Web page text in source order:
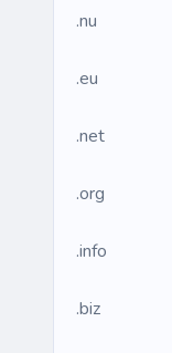
.nu
.eu
.net
.org
.info
.biz